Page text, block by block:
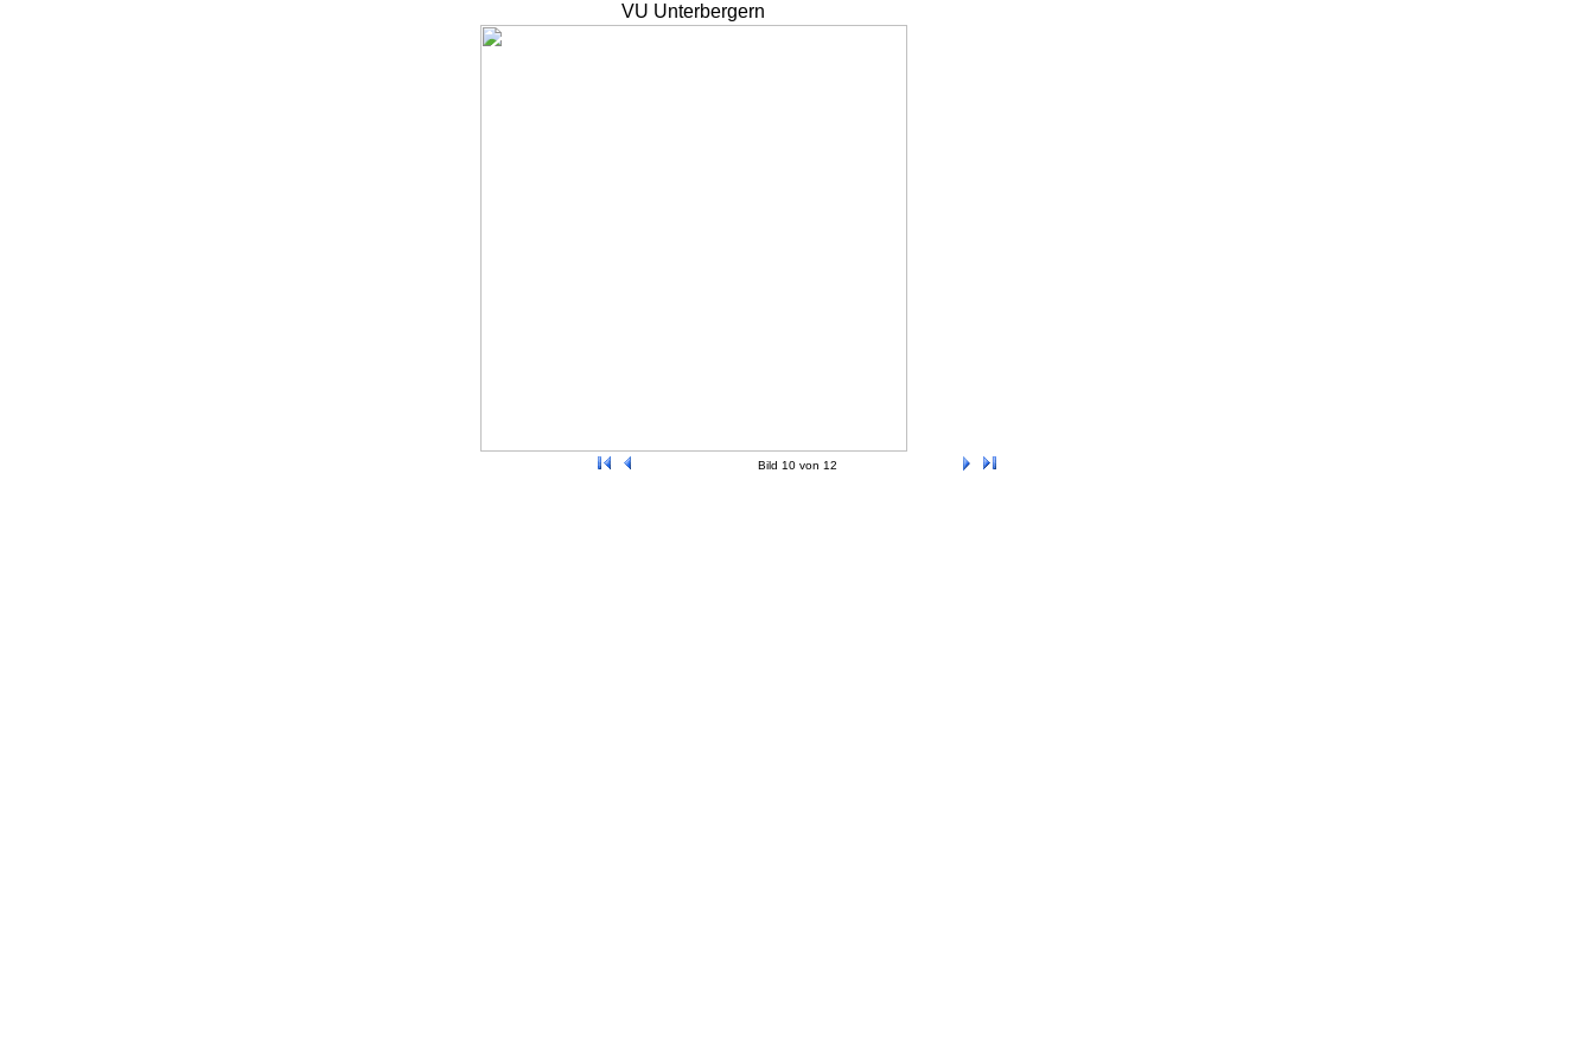
VU Unterbergern
Bild 10 von 12